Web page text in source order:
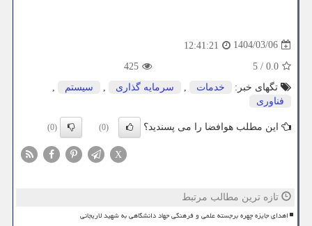
1404/03/06
12:41:21
0.0
/
5
425
تگهای خبر:
خدمات , سرمایه گذاری , سیستم
,
فناوری
این مطلب هوافضا را می پسندید؟ (0)
(0)
X
تازه ترین مطالب مرتبط
اهدای جایزه چهره برجسته علمی و فرهنگی جهاد دانشگاهی به شهید لاریجانی